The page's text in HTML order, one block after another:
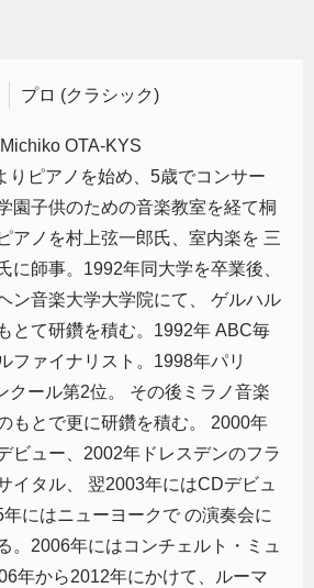
プロ (クラシック)
OTA-KYS
りピアノを始め、5歳でコンサー
園子供のための音楽教室を経て桐
アノを村上弦一郎氏、室内楽を 三
に師事。1992年同大学を卒業後、
ン音楽大学大学院にて、 ゲルハル
とて研鑽を積む。1992年 ABC毎
ファイナリスト。1998年パリ
クール第2位。 その後ミラノ音楽
もとで更に研鑽を積む。 2000年
ビュー、2002年ドレスデンのフラ
イタル、 翌2003年にはCDデビュ
にはニューヨークで の演奏会に
。2006年にはコンチェルト・ミュ
年から2012年にかけて、ルーマ